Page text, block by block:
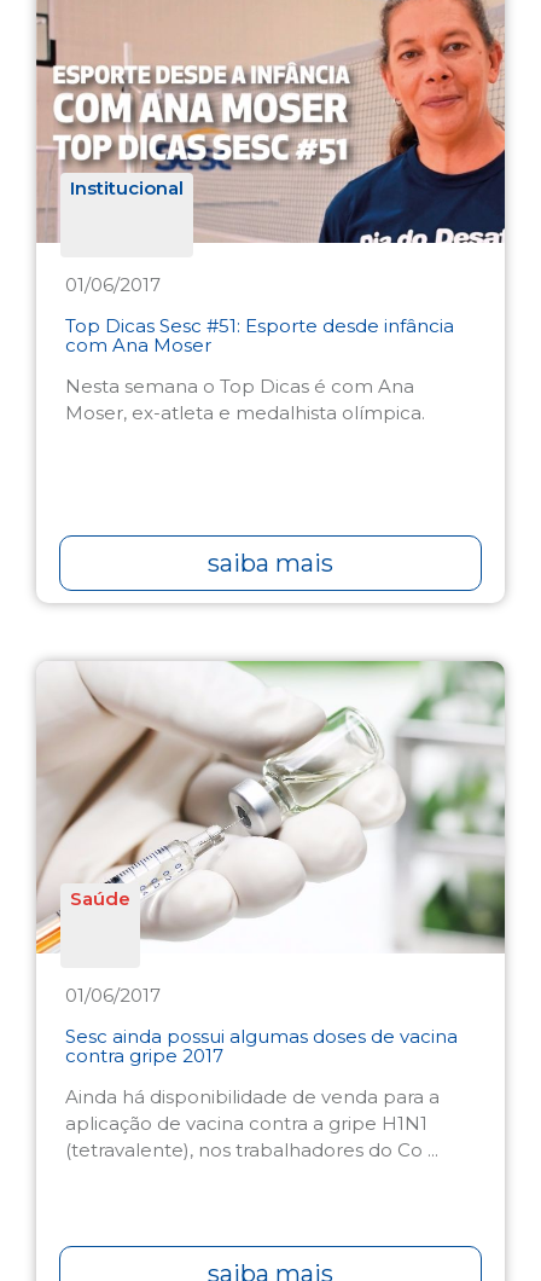
Institucional
01/06/2017
Top Dicas Sesc #51: Esporte desde infância
com Ana Moser
Nesta semana o Top Dicas é com Ana
Moser, ex-atleta e medalhista olímpica.
saiba mais
Saúde
01/06/2017
Sesc ainda possui algumas doses de vacina
contra gripe 2017
Ainda há disponibilidade de venda para a
aplicação de vacina contra a gripe H1N1
(tetravalente), nos trabalhadores do Co ...
saiba mais